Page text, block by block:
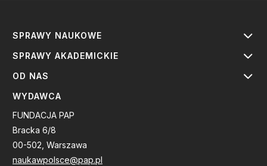
SPRAWY NAUKOWE
SPRAWY AKADEMICKIE
OD NAS
WYDAWCA
FUNDACJA PAP
Bracka 6/8
00-502, Warszawa
naukawpolsce@pap.pl